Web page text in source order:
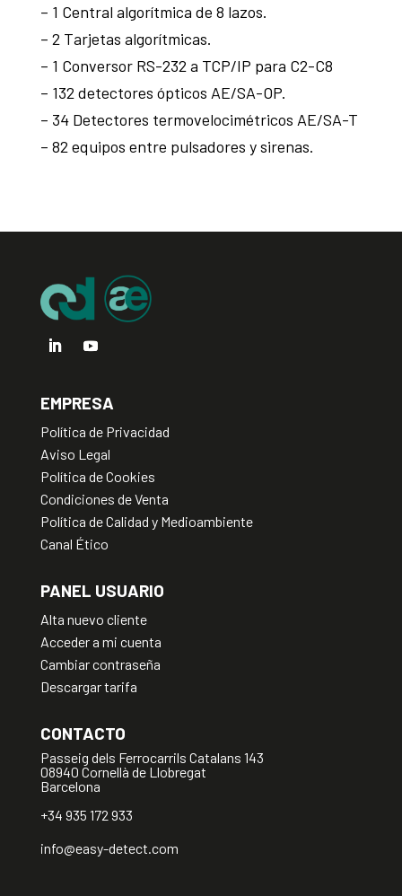
– 1 Central algorítmica de 8 lazos.
– 2 Tarjetas algorítmicas.
– 1 Conversor RS-232 a TCP/IP para C2-C8
– 132 detectores ópticos AE/SA-OP.
– 34 Detectores termovelocimétricos AE/SA-T
– 82 equipos entre pulsadores y sirenas.
EMPRESA
Política de Privacidad
Aviso Legal
Política de Cookies
Condiciones de Venta
Política de Calidad y Medioambiente
Canal Ético
PANEL USUARIO
Alta nuevo cliente
Acceder a mi cuenta
Cambiar contraseña
Descargar tarifa
CONTACTO
Passeig dels Ferrocarrils Catalans 143
08940 Cornellà de Llobregat
Barcelona
+34 935 172 933
info@easy-detect.com